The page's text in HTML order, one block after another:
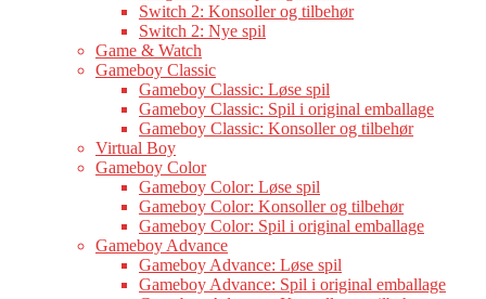
Switch 2: Konsoller og tilbehør
Switch 2: Nye spil
Game & Watch
Gameboy Classic
Gameboy Classic: Løse spil
Gameboy Classic: Spil i original emballage
Gameboy Classic: Konsoller og tilbehør
Virtual Boy
Gameboy Color
Gameboy Color: Løse spil
Gameboy Color: Konsoller og tilbehør
Gameboy Color: Spil i original emballage
Gameboy Advance
Gameboy Advance: Løse spil
Gameboy Advance: Spil i original emballage